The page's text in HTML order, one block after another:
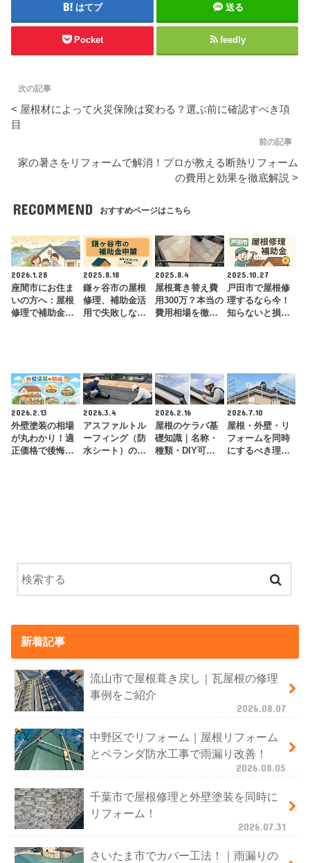
はてブ 送る
Pocket feedly
次の記事
< 屋根材によって火災保険は変わる？選ぶ前に確認すべき項
目
前の記事
家の暑さをリフォームで解消！プロが教える断熱リフォーム
の費用と効果を徹底解説 >
RECOMMEND おすすめページはこちら
2026.1.28
座間市にお住ま
いの方へ：屋根
修理で補助金を
2025.8.18
鎌ヶ谷市の屋根
修理、補助金活
用で失敗しな
2025.8.4
屋根葺き替え費
用300万？本当の
費用相場を徹底
2025.10.27
戸田市で屋根修
理するなら今！
知らないと損す
2026.2.13
外壁塗装の相場
が丸わかり！適
正価格で後悔し
2026.3.4
アスファルトル
ーフィング（防
水シート）の費
2026.2.16
屋根のケラバ基
礎知識｜名称・
種類・DIY可否
2026.7.10
屋根・外壁・リ
フォームを同時
にするべき理由
新着記事
流山市で屋根葺き戻し｜瓦屋根の修理
事例をご紹介
2026.08.07
中野区でリフォーム｜屋根リフォーム
とベランダ防水工事で雨漏り改善！
2026.08.05
千葉市で屋根修理と外壁塗装を同時に
リフォーム！
2026.07.31
さいたま市でカバー工法！｜雨漏りの